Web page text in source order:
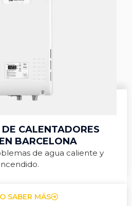
CALENTADORES
BARCELONA
de agua caliente y
SABER MÁS